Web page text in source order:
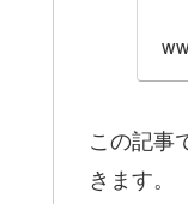
この記事
きます。